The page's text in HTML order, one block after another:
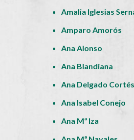
Amalia Iglesias
Amparo Amorós
Ana Alonso
Ana Blandiana
Ana Delgado Cortés
Ana Isabel Conejo
Ana Mª Iza